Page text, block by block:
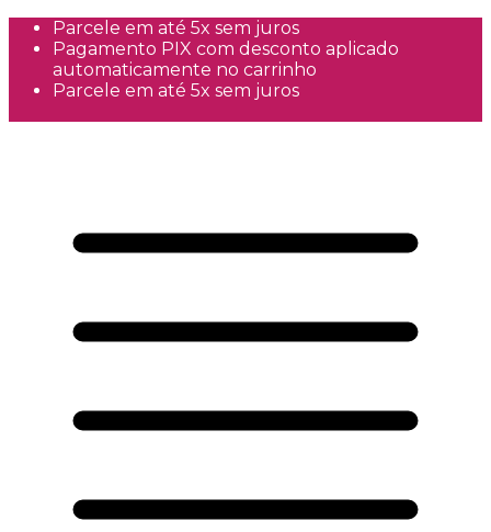
Parcele em até 5x sem juros
Pagamento PIX com desconto aplicado
automaticamente no carrinho
Parcele em até 5x sem juros